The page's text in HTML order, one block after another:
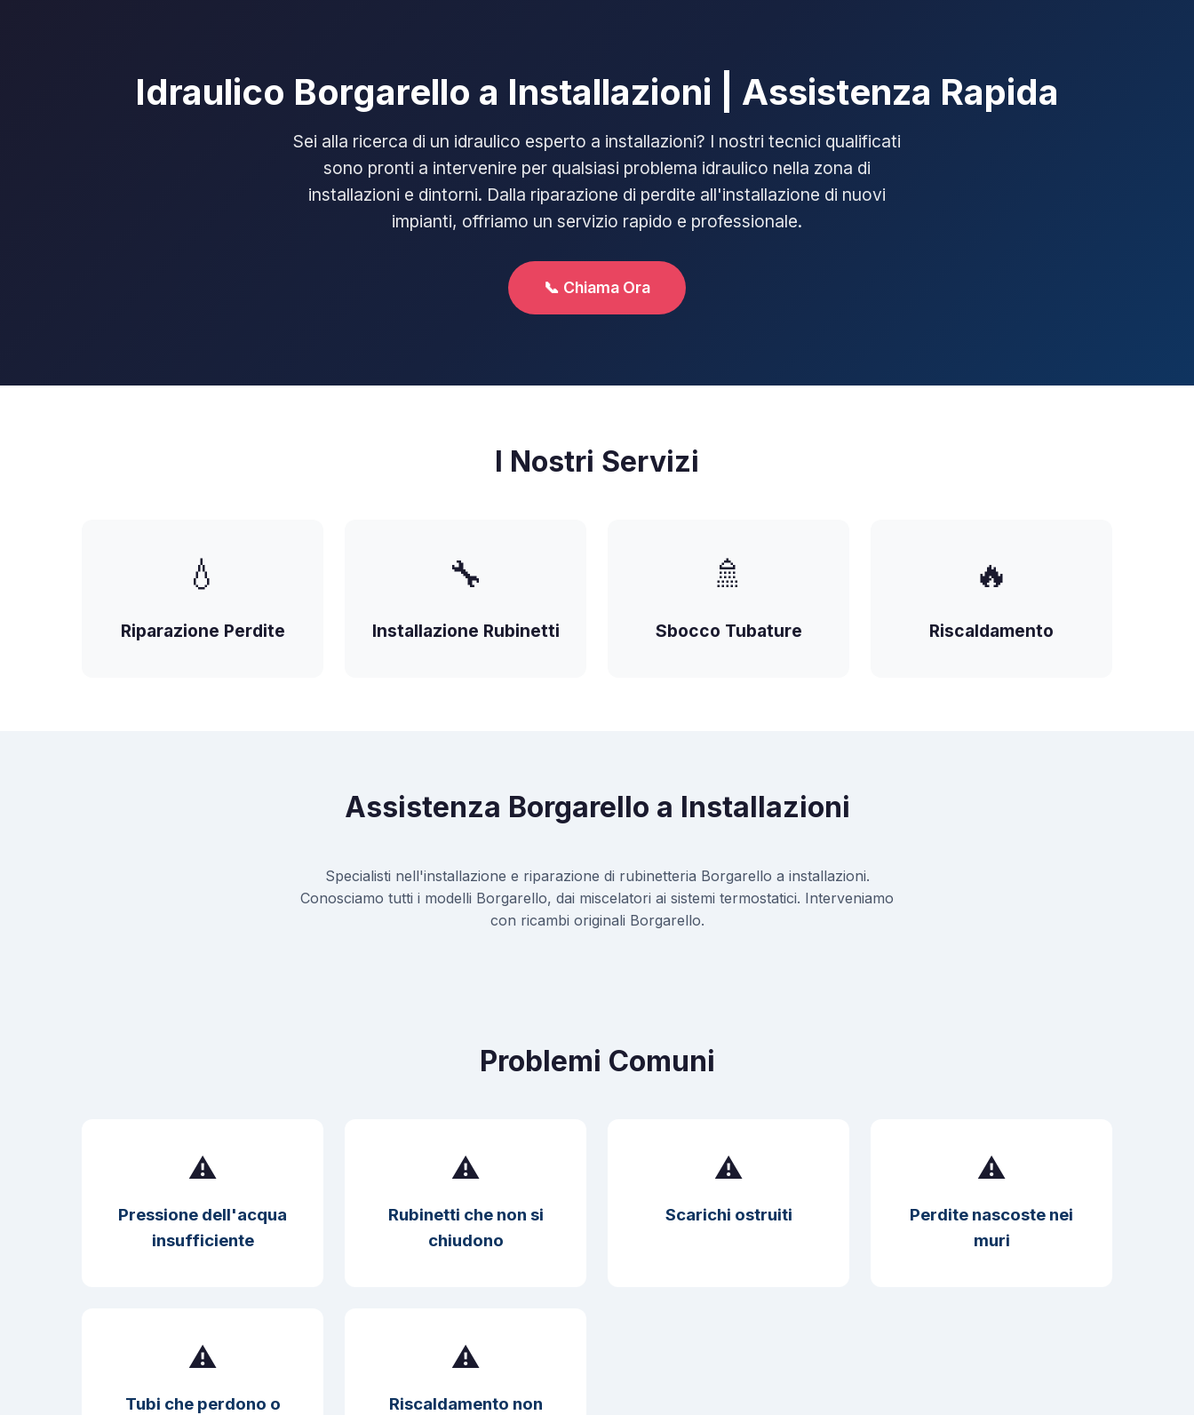
Idraulico Borgarello a Installazioni | Assistenza Rapida
Sei alla ricerca di un idraulico esperto a installazioni? I nostri tecnici qualificati
sono pronti a intervenire per qualsiasi problema idraulico nella zona di
installazioni e dintorni. Dalla riparazione di perdite all'installazione di nuovi
impianti, offriamo un servizio rapido e professionale.
📞 Chiama Ora
I Nostri Servizi
💧
Riparazione Perdite
🔧
Installazione Rubinetti
🚿
Sbocco Tubature
🔥
Riscaldamento
Assistenza Borgarello a Installazioni
Specialisti nell'installazione e riparazione di rubinetteria Borgarello a installazioni.
Conosciamo tutti i modelli Borgarello, dai miscelatori ai sistemi termostatici. Interveniamo
con ricambi originali Borgarello.
Problemi Comuni
⚠️
Pressione dell'acqua
insufficiente
⚠️
Rubinetti che non si
chiudono
⚠️
Scarichi ostruiti
⚠️
Perdite nascoste nei
muri
⚠️
Tubi che perdono o
⚠️
Riscaldamento non